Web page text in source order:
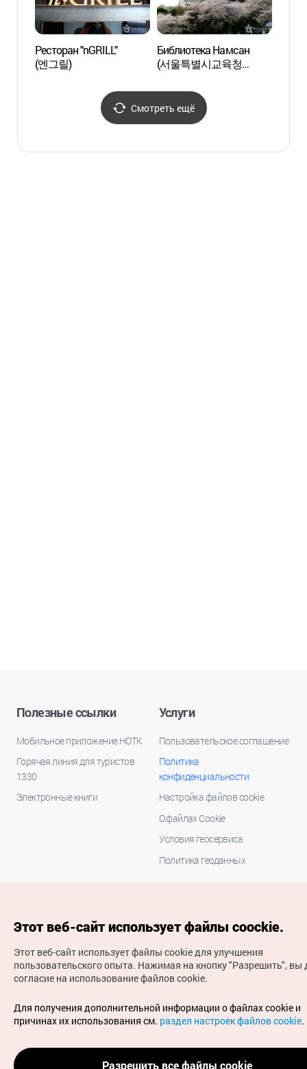
Ресторан "nGRILL"
(엔그릴)
Библиотека Намсан
(서울특별시교육청
Смотреть ещё
Полезные ссылки
Мобильное приложение НОТК
Горячая линия для туристов
1330
Электронные книги
Услуги
Пользовательское соглашение
Политика
конфиденциальности
Настройка файлов cookie
О файлах Cookie
Условия геосервиса
Политика геоданных
(с) Национальная организация туризма Кореи Все
права защищены
Для извещения об ошибках и проблемах, связанных с
работой веб-сайта, направляйте ваши запросы на
официальный адрес электронной почты
russian@knto.or.kr
Этот веб-сайт использует файлы coockie.
Этот веб-сайт использует файлы cookie для улучшения
пользовательского опыта. Нажимая на кнопку "Разрешить", вы
согласие на использование файлов cookie.
Для получения дополнительной информации о файлах cookie и
причинах их использования см. раздел настроек файлов cookie.
Разрешить все файлы cookie